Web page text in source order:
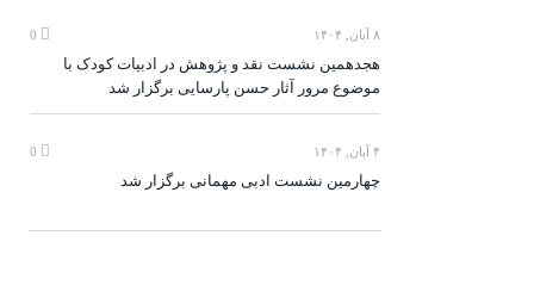
۸ آبان, ۱۴۰۴
هجدهمین نشست نقد و پژوهش در ادبیات کودک با
موضوع مرور آثار حسن پارسایی برگزار شد
۴ آبان, ۱۴۰۴
چهارمین نشست ادبی مهمانی برگزار شد